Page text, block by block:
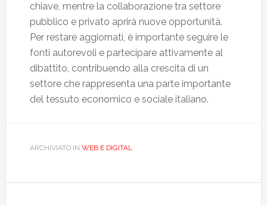
chiave, mentre la collaborazione tra settore
pubblico e privato aprirà nuove opportunità.
Per restare aggiornati, è importante seguire le
fonti autorevoli e partecipare attivamente al
dibattito, contribuendo alla crescita di un
settore che rappresenta una parte importante
del tessuto economico e sociale italiano.
ARCHIVIATO IN:WEB E DIGITAL